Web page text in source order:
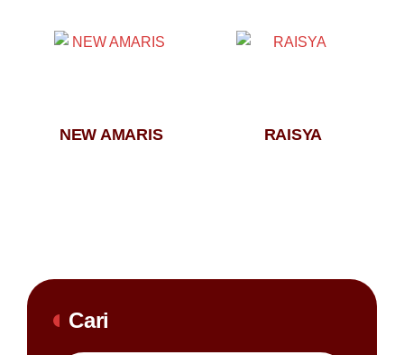
NEW AMARIS RAISYA
Cari